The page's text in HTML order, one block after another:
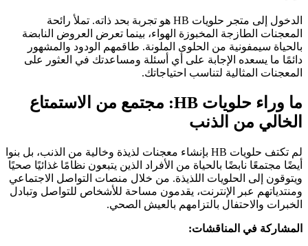
الدخول إلى متجر حلويات HB هو تجربة بحد ذاته. تملأ رائحة
المعجنات الطازجة المخبوزة الهواء، بينما تعرض العروض النابضة
بالحياة سيمفونية من الحلوى الملونة. طاقمهم الودود والمشهور
دائمًا ما يسعده الإجابة على أي أسئلة ومساعدتك في العثور على
المعجنات المثالية لتناسب احتياجاتك.
ما وراء حلويات HB: مجتمع من الاستمتاع
الخالي من الذنب
لم تكتف حلويات HB بإنشاء معجنات لذيذة وخالية من الذنب، بل بنوا
أيضًا مجتمعًا نابضًا بالحياة من الأفراد الذين يتبعون نظامًا غذائيًا صحيًا
ويتوقون إلى الحلويات اللذيذة. من خلال منصات التواصل الاجتماعي
ومنتدياتهم عبر الإنترنت، يقدمون مساحة للأشخاص للتواصل وتبادل
الخبرات والاحتفال بالتزامهم بالعيش الصحي.
المشاركة في المناقشات: